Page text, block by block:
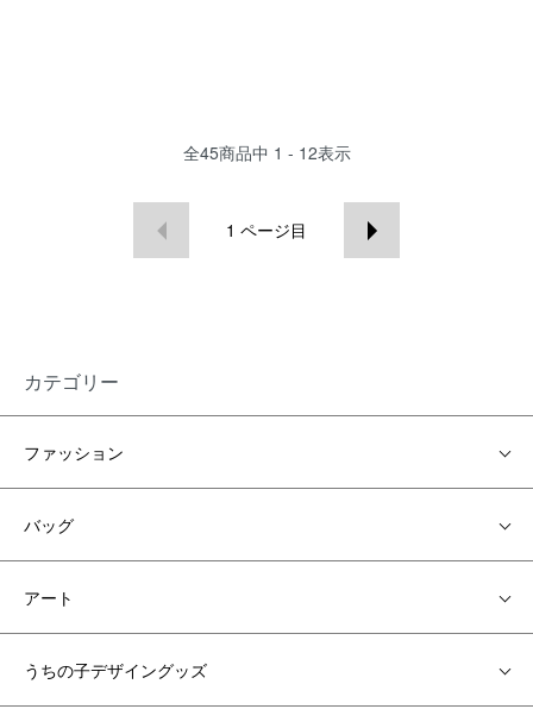
全45商品中 1 - 12表示
1 ページ目
カテゴリー
ファッション
バッグ
アート
うちの子デザイングッズ